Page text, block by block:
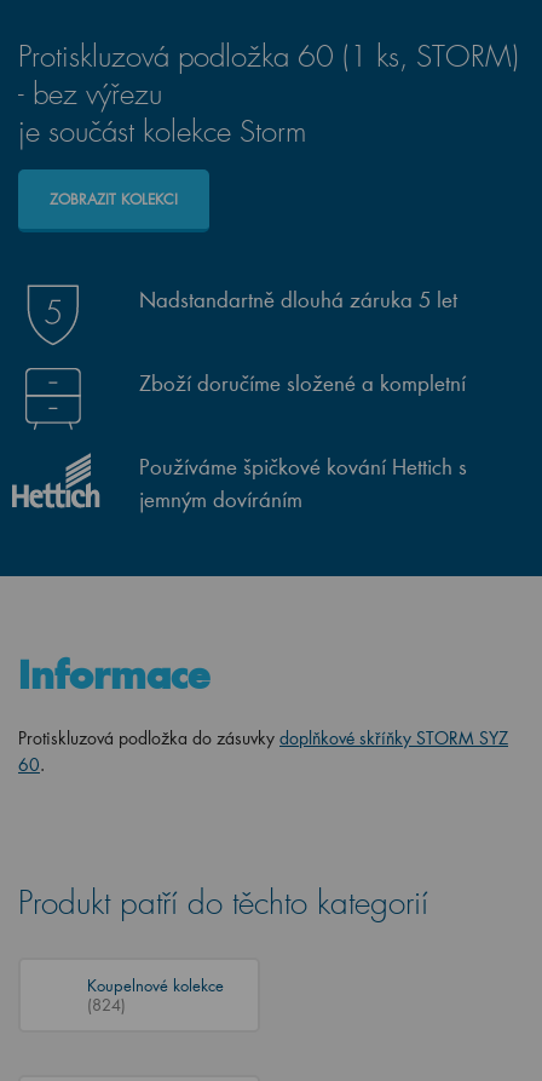
Protiskluzová podložka 60 (1 ks, STORM)
- bez výřezu
je součást kolekce Storm
ZOBRAZIT KOLEKCI
Nadstandartně dlouhá záruka 5 let
Zboží doručíme složené a kompletní
Používáme špičkové kování Hettich s
jemným dovíráním
Informace
Protiskluzová podložka do zásuvky doplňkové skříňky STORM SYZ
60.
Produkt patří do těchto kategorií
Koupelnové kolekce
(824)